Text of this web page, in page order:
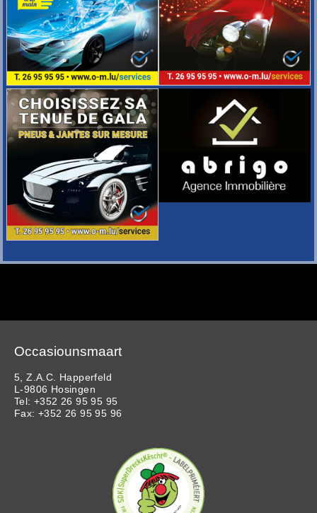
Occasiounsmaart
5, Z.A.C. Happerfeld
L-9806 Hosingen
Tel: +352 26 95 95 95
Fax: +352 26 95 95 96